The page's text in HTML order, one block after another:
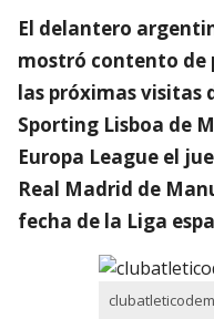
El delantero
mostró contento de
las próximas visitas
Sporting Lisboa de
Europa League el
Real Madrid de
fecha de la Liga